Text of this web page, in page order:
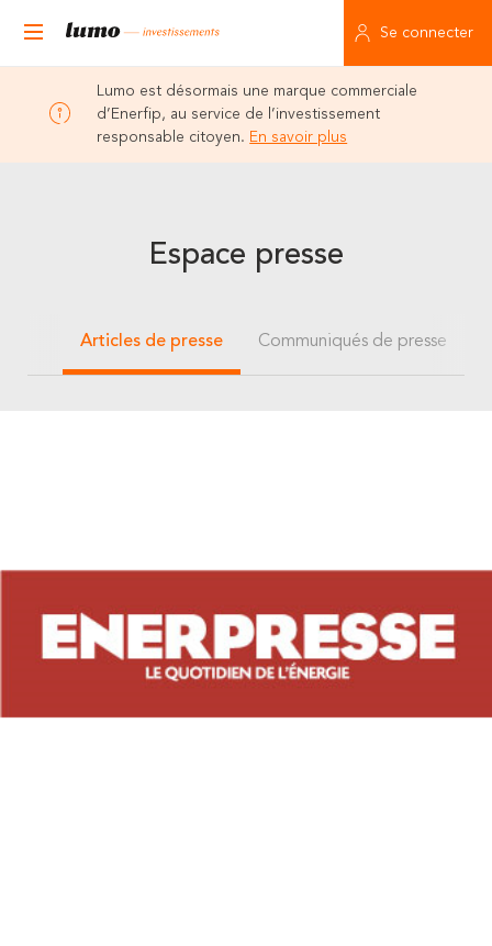
Se connecter
Lumo est désormais une marque commerciale
d’Enerfip, au service de l’investissement
responsable citoyen. En savoir plus
Espace presse
Articles de presse Communiqués de presse